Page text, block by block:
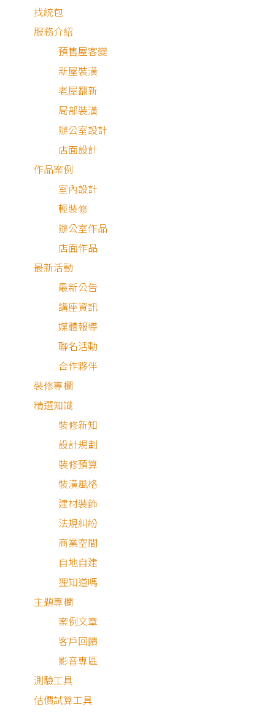
找統包
服務介紹
預售屋客變
新屋裝潢
老屋翻新
局部裝潢
辦公室設計
店面設計
作品案例
室內設計
輕裝修
辦公室作品
店面作品
最新活動
最新公告
講座資訊
媒體報導
聯名活動
合作夥伴
裝修專欄
精選知識
裝修新知
設計規劃
裝修預算
裝潢風格
建材裝飾
法規糾紛
商業空間
自地自建
狸知道嗎
主題專欄
案例文章
客戶回饋
影音專區
測驗工具
估價試算工具
現代風